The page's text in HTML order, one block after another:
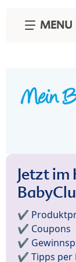
MENU
Jetzt im
✔️
✔️ Coupons
✔️
✔️ Tipps per